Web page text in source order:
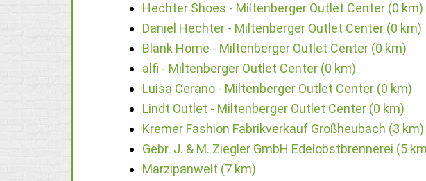
Hechter Shoes - Miltenberger Outlet Center (0 km)
Daniel Hechter - Miltenberger Outlet Center (0 km)
Blank Home - Miltenberger Outlet Center (0 km)
alfi - Miltenberger Outlet Center (0 km)
Luisa Cerano - Miltenberger Outlet Center (0 km)
Lindt Outlet - Miltenberger Outlet Center (0 km)
Kremer Fashion Fabrikverkauf Großheubach (3 km)
Gebr. J. & M. Ziegler GmbH Edelobstbrennerei (5
Marzipanwelt (7 km)